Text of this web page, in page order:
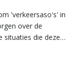
'verkeersaso's' in
over de
situaties die deze